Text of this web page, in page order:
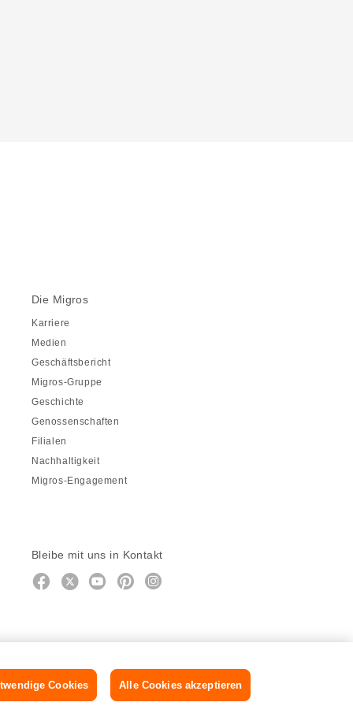
Die Migros
Karriere
Medien
Geschäftsbericht
Migros-Gruppe
Geschichte
Genossenschaften
Filialen
Nachhaltigkeit
Migros-Engagement
Bleibe mit uns in Kontakt
Facebook
https://twitter.com/migros
https://www.youtube.com/user/
PinterestInstagram
DE FR IT
Cookies Alle Cookies akzeptieren